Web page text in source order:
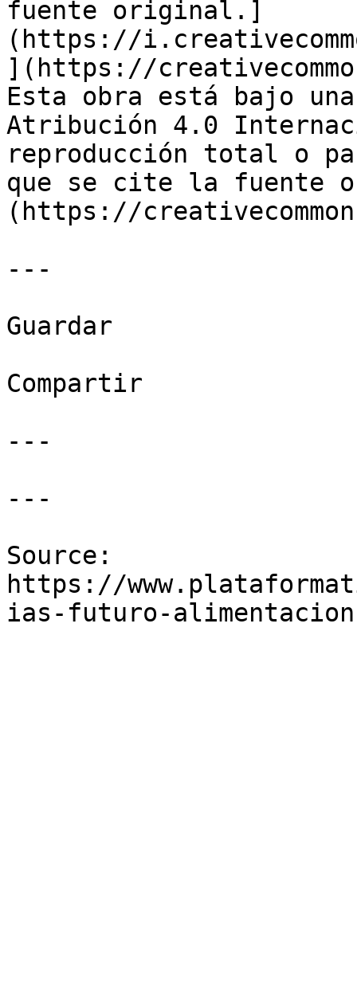
fuente original.]
(https://
](https://
Esta obra está bajo
Atribución 4.0
reproducción total o
que se cite la fuente
(https://
---
Guardar
Compartir
---
---
Source:
https://